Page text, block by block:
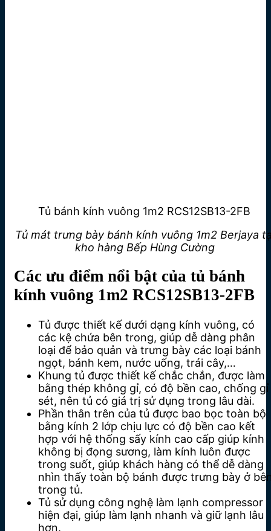
Tủ bánh kính vuông 1m2 RCS12SB13-2FB
Tủ mát trưng bày bánh kính vuông 1m2 Berjaya
kho hàng Bếp Hùng Cường
Các ưu điểm nổi bật của tủ bánh
kính vuông 1m2 RCS12SB13-2FB
Tủ được thiết kế dưới dạng kính vuông, có
các kệ chứa bên trong, giúp dễ dàng phân
loại để bảo quản và trưng bày các loại bánh
ngọt, bánh kem, nước uống, trái cây,…
Khung tủ được thiết kế chắc chắn, được làm
bằng thép không gỉ, có độ bền cao, chống gỉ
sét, nên tủ có giá trị sử dụng trong lâu dài.
Phần thân trên của tủ được bao bọc toàn bộ
bằng kính 2 lớp chịu lực có độ bền cao kết
hợp với hệ thống sấy kính cao cấp giúp kính
không bị đọng sương, làm kính luôn được
trong suốt, giúp khách hàng có thể dễ dàng
nhìn thấy toàn bộ bánh được trưng bày ở
trong tủ.
Tủ sử dụng công nghệ làm lạnh compressor
hiện đại, giúp làm lạnh nhanh và giữ lạnh lâu
hơn.